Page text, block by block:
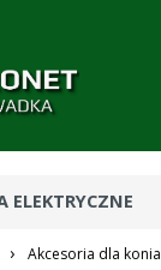
ELEKTRYCZNE
› Akcesoria dla konia